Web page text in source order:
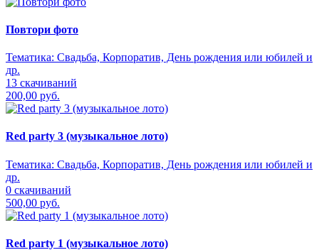
Повтори фото
Тематика: Свадьба, Корпоратив, День рождения или юбилей и
др.
13 скачиваний
200,00 руб.
Red party 3 (музыкальное лото)
Тематика: Свадьба, Корпоратив, День рождения или юбилей и
др.
0 скачиваний
500,00 руб.
Red party 1 (музыкальное лото)